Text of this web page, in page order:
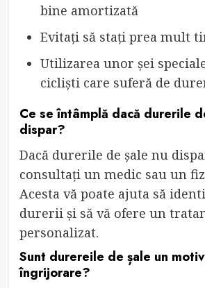
bine amortizată
Evitați să stați prea mult
Utilizarea unor șei
cicliști care suferă de
Ce se întâmplă dacă durerile
dispar?
Dacă durerile de șale nu
consultați un medic sau un
Acesta vă poate ajuta să
durerii și să vă ofere un
personalizat.
Sunt durereile de șale un
îngrijorare?